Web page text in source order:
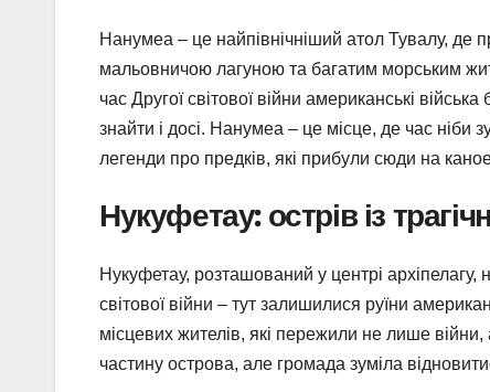
Нанумеа – це найпівнічніший атол Тувалу, де
мальовничою лагуною та багатим морським
час Другої світової війни американські
знайти і досі. Нанумеа – це місце, де час ніби
легенди про предків, які прибули сюди на
Нукуфетау: острів із
Нукуфетау, розташований у центрі
світової війни – тут залишилися руїни
місцевих жителів, які пережили не лише
частину острова, але громада зуміла